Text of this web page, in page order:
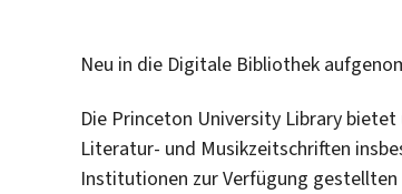
Neu in die Digitale Bibliothek
Die Princeton University Library
Literatur- und Musikzeitschriften
Institutionen zur Verfügung